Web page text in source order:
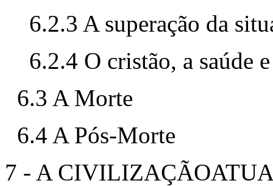
6.2.3 A superação da
6.2.4 O cristão, a saúde
6.3 A Morte
6.4 A Pós-Morte
7 - A